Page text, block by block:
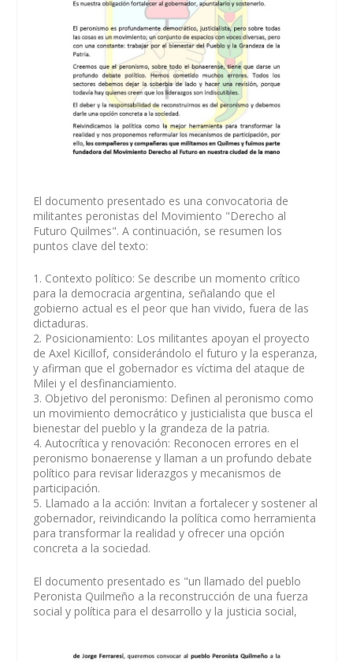
El documento presentado es una convocatoria de
militantes peronistas del Movimiento "Derecho al
Futuro Quilmes". A continuación, se resumen los
puntos clave del texto:
1. Contexto político: Se describe un momento crítico
para la democracia argentina, señalando que el
gobierno actual es el peor que han vivido, fuera de las
dictaduras.
2. Posicionamiento: Los militantes apoyan el proyecto
de Axel Kicillof, considerándolo el futuro y la esperanza,
y afirman que el gobernador es víctima del ataque de
Milei y el desfinanciamiento.
3. Objetivo del peronismo: Definen al peronismo como
un movimiento democrático y justicialista que busca el
bienestar del pueblo y la grandeza de la patria.
4. Autocrítica y renovación: Reconocen errores en el
peronismo bonaerense y llaman a un profundo debate
político para revisar liderazgos y mecanismos de
participación.
5. Llamado a la acción: Invitan a fortalecer y sostener al
gobernador, reivindicando la política como herramienta
para transformar la realidad y ofrecer una opción
concreta a la sociedad.
El documento presentado es "un llamado del pueblo
Peronista Quilmeño a la reconstrucción de una fuerza
social y política para el desarrollo y la justicia social,